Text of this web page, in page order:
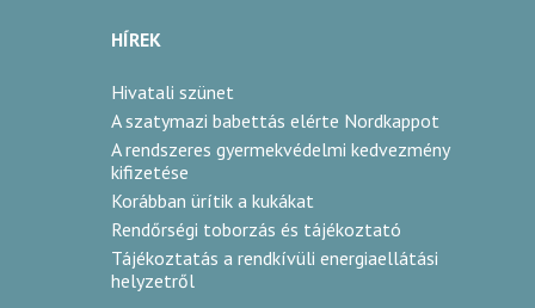
HÍREK
Hivatali szünet
A szatymazi babettás elérte Nordkappot
A rendszeres gyermekvédelmi kedvezmény
kifizetése
Korábban ürítik a kukákat
Rendőrségi toborzás és tájékoztató
Tájékoztatás a rendkívüli energiaellátási
helyzetről